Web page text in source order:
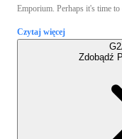
Emporium. Perhaps it's time
Czytaj więcej
Zdobądź